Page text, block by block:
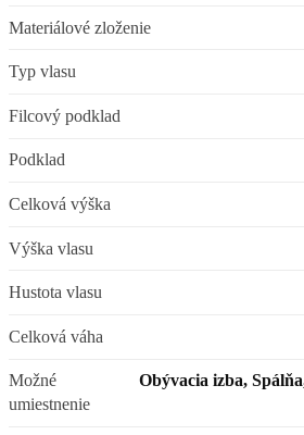
Materiálové zloženie
Typ vlasu
Filcový podklad
Podklad
Celková výška
Výška vlasu
Hustota vlasu
Celková váha
Možné
umiestnenie
Obývacia izba,